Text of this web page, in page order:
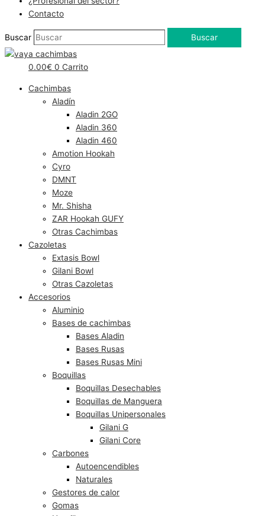
Contacto
Buscar Buscar
0.00€ 0 Carrito
Cachimbas
Aladín
Aladin 2GO
Aladin 360
Aladin 460
Amotion Hookah
Cyro
DMNT
Moze
Mr. Shisha
ZAR Hookah GUFY
Otras Cachimbas
Cazoletas
Extasis Bowl
Gilani Bowl
Otras Cazoletas
Accesorios
Aluminio
Bases de cachimbas
Bases Aladin
Bases Rusas
Bases Rusas Mini
Boquillas
Boquillas Desechables
Boquillas de Manguera
Boquillas Unipersonales
Gilani G
Gilani Core
Carbones
Autoencendibles
Naturales
Gestores de calor
Gomas